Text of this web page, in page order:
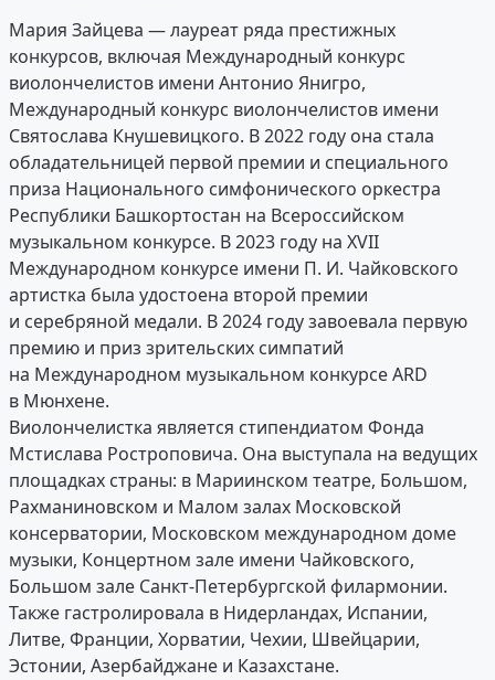
Мария Зайцева — лауреат ряда престижных
конкурсов, включая Международный конкурс
виолончелистов имени Антонио Янигро,
Международный конкурс виолончелистов имени
Святослава Кнушевицкого. В 2022 году она стала
обладательницей первой премии и специального
приза Национального симфонического оркестра
Республики Башкортостан на Всероссийском
музыкальном конкурсе. В 2023 году на XVII
Международном конкурсе имени П. И. Чайковского
артистка была удостоена второй премии
и серебряной медали. В 2024 году завоевала первую
премию и приз зрительских симпатий
на Международном музыкальном конкурсе ARD
в Мюнхене.
Виолончелистка является стипендиатом Фонда
Мстислава Ростроповича. Она выступала на ведущих
площадках страны: в Мариинском театре, Большом,
Рахманиновском и Малом залах Московской
консерватории, Московском международном доме
музыки, Концертном зале имени Чайковского,
Большом зале Санкт-Петербургской филармонии.
Также гастролировала в Нидерландах, Испании,
Литве, Франции, Хорватии, Чехии, Швейцарии,
Эстонии, Азербайджане и Казахстане.